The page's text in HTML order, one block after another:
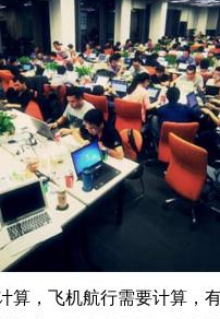
，飞机航行需要计算，